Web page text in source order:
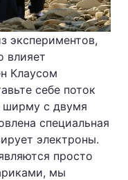
экспериментов,
влияет
Клаусом
себе поток
ширму с двумя
специальная
электроны.
просто
мы